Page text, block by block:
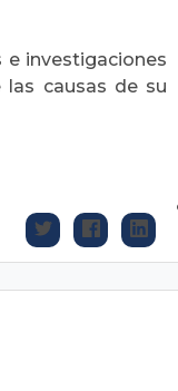
e investigaciones
causas de su